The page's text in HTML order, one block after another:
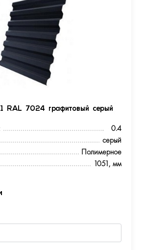
RAL 7024 графитовый серый
0.4
серый
Полимерное
1051, мм